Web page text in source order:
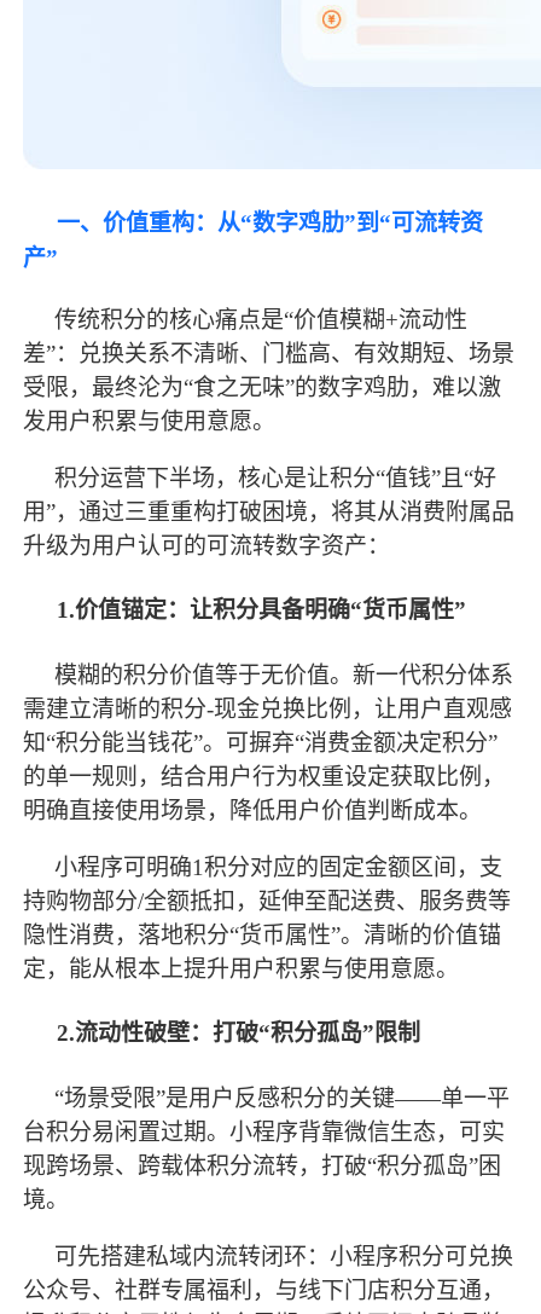
一、价值重构：从“数字鸡肋”到“可流转资
产”
传统积分的核心痛点是“价值模糊+流动性
差”：兑换关系不清晰、门槛高、有效期短、场景
受限， 最终沦为“食之无味”的数字鸡肋，难以激
发用户积累与使用意愿。
积分运营下半场，核心是让积分“值钱”且“好
用”，通过三重重构打破困境，将其从消费附属品
升级为用户认可的可流转数字资产：
1.价值锚定：让积分具备明确“货币属性”
模糊的积分价值等于无价值。新一代积分体系
需建立清晰的积分-现金兑换比例，让用户直观感
知“积分能当钱花”。可摒弃“消费金额决定积分”
的单一规则，结合用户行为权重设定获取比例，
明确直接使用场景，降低用户价值判断成本。
小程序可明确1积分对应的固定金额区间，支
持购物部分/全额抵扣，延伸至配送费、服务费等
隐性消费，落地积分“货币属性”。清晰的价值锚
定，能从根本上提升用户积累与使用意愿。
2.流动性破壁：打破“积分孤岛”限制
“场景受限”是用户反感积分的关键——单一平
台积分易闲置过期。小程序背靠微信生态，可实
现跨场景、跨载体积分流转，打破“积分孤岛”困
境。
可先搭建私域内流转闭环：小程序积分可兑换
公众号、社群专属福利，与线下门店积分互通，